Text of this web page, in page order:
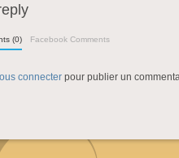
(0) Facebook Comments
connecter pour publier un